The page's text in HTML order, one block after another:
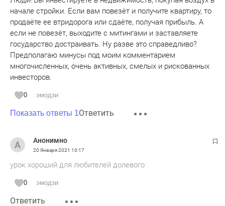
начале стройки. Если вам повезёт и получите квартиру, то
продаёте ее втридорога или сдаёте, получая прибыль. А
если не повезёт, выходите с митингами и заставляете
государство достраивать. Ну разве это справедливо?
Предполагаю минусы под моим комментарием
многочисленных, очень активных, смелых и рискованных
инвесторов.
0 эмодзи
Показать ответы 1Ответить
Анонимно
20 Января 2021 10:17
урок хороший для любителей долевого
0 эмодзи
Ответить